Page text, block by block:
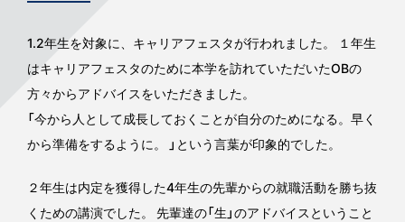
1.2年生を対象に、キャリアフェスタが行われました。 １年生
はキャリアフェスタのために本学を訪れていただいたOBの
方々からアドバイスをいただきました。
「今から人として成長しておくことが自分のためになる。早く
から準備をするように。 」という言葉が印象的でした。
２年生は内定を獲得した4年生の先輩からの就職活動を勝ち抜
くための講演でした。 先輩達の「生」のアドバイスということ